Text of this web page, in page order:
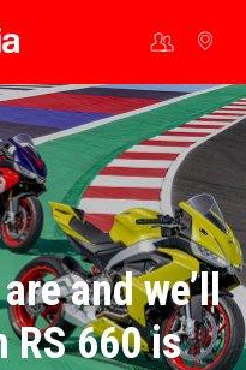
hoofdcontent
and we’ll
RS 660 is